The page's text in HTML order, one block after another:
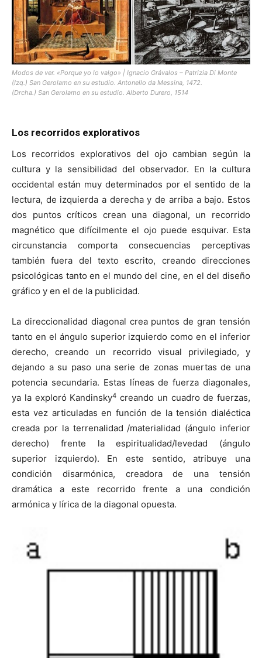
Modos de ver. «Porque yo lo valgo» | Ignacio Grávalos – Patrizia Di Monte
(Izq.) San Gerolamo en su estudio. Antonello da Messina, 1472.
(Drcha.) San Gerolamo en su estudio. Alberto Durero, 1514
Los recorridos explorativos
Los recorridos explorativos del ojo cambian según la
cultura y la sensibilidad del observador. En la cultura
occidental están muy determinados por el sentido de la
lectura, de izquierda a derecha y de arriba a bajo. Estos
dos puntos críticos crean una diagonal, un recorrido
magnético que difícilmente el ojo puede esquivar. Esta
circunstancia comporta consecuencias perceptivas
también fuera del texto escrito, creando direcciones
psicológicas tanto en el mundo del cine, en el del diseño
gráfico y en el de la publicidad.
La direccionalidad diagonal crea puntos de gran tensión
tanto en el ángulo superior izquierdo como en el inferior
derecho, creando un recorrido visual privilegiado, y
dejando a su paso una serie de zonas muertas de una
potencia secundaria. Estas líneas de fuerza diagonales,
ya la exploró Kandinsky4 creando un cuadro de fuerzas,
esta vez articuladas en función de la tensión dialéctica
creada por la terrenalidad /materialidad (ángulo inferior
derecho) frente la espiritualidad/levedad (ángulo
superior izquierdo). En este sentido, atribuye una
condición disarmónica, creadora de una tensión
dramática a este recorrido frente a una condición
armónica y lírica de la diagonal opuesta.